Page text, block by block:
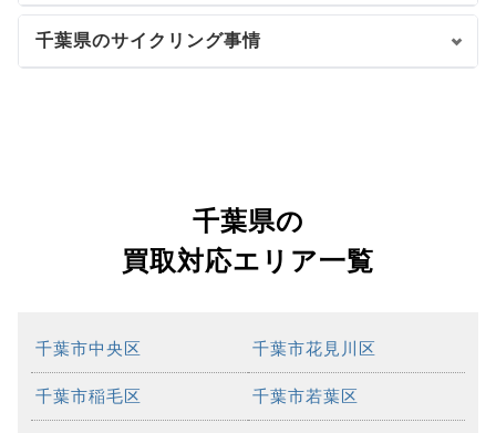
千葉県のサイクリング事情
千葉県の
買取対応エリア一覧
千葉市中央区 千葉市花見川区
千葉市稲毛区 千葉市若葉区